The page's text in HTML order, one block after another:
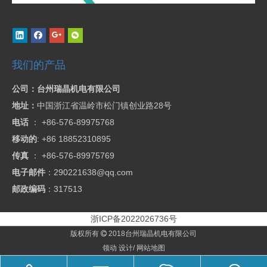
我们的产品
公司：台州瑞晶机电有限公司
地址： 中国浙江省温岭市松门镇创业路28号
电话
：
+86-576-89975768
移动的: +86 18852310895
传真
：
+86-576-89975769
电子邮件 ：290221638@qq.com
邮政编码 ：317513
浙ICP备2022026736号
版权所有  2018台州瑞晶机电有限公司
领动 设计/ 网站地图